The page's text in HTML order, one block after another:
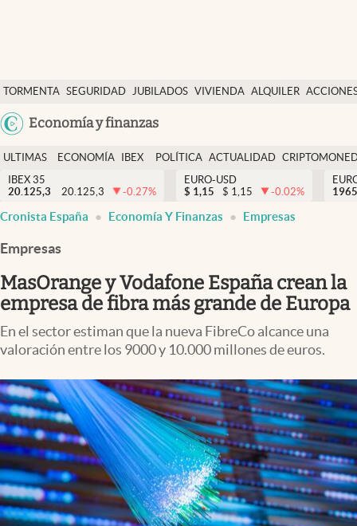
TORMENTA SEGURIDAD JUBILADOS VIVIENDA ALQUILER
Economía y finanzas
Economía y finanzas
Política
Actualidad
Criptomonedas
España
ULTIMAS
NOTICIAS
ECONOMÍA
FINANZAS
IBEX
EURO
POLÍTICA ACTUALIDAD
IBEX 35
20.125,3
20.125,3 -0.27%
EURO-USD
$ 1,15 $ 1,15 -0.02%
Cronista España Economía Y Finanzas Empresas
Empresas
MasOrange y Vodafone España crean la
empresa de fibra más grande de Europa
En el sector estiman que la nueva FibreCo alcance una
valoración entre los 9000 y 10.000 millones de euros.